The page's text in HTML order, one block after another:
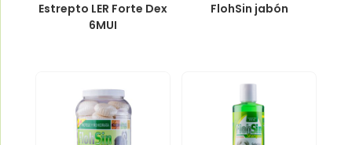
Estrepto LER Forte Dex
6MUI
FlohSin jabón